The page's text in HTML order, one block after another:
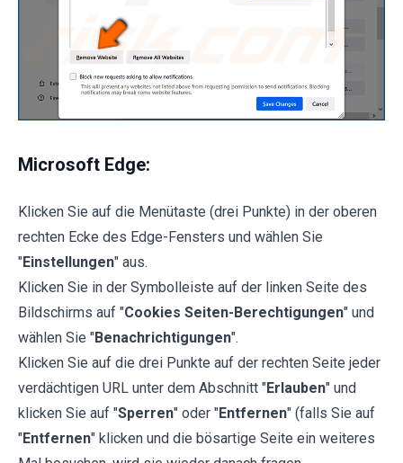
Microsoft Edge:
Klicken Sie auf die Menütaste (drei Punkte) in der oberen
rechten Ecke des Edge-Fensters und wählen Sie
"Einstellungen" aus.
Klicken Sie in der Symbolleiste auf der linken Seite des
Bildschirms auf "Cookies Seiten-Berechtigungen" und
wählen Sie "Benachrichtigungen".
Klicken Sie auf die drei Punkte auf der rechten Seite jeder
verdächtigen URL unter dem Abschnitt "Erlauben" und
klicken Sie auf "Sperren" oder "Entfernen" (falls Sie auf
"Entfernen" klicken und die bösartige Seite ein weiteres